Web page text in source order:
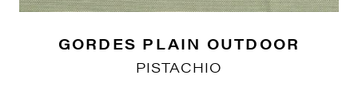
GORDES PLAIN OUTDOOR
PISTACHIO